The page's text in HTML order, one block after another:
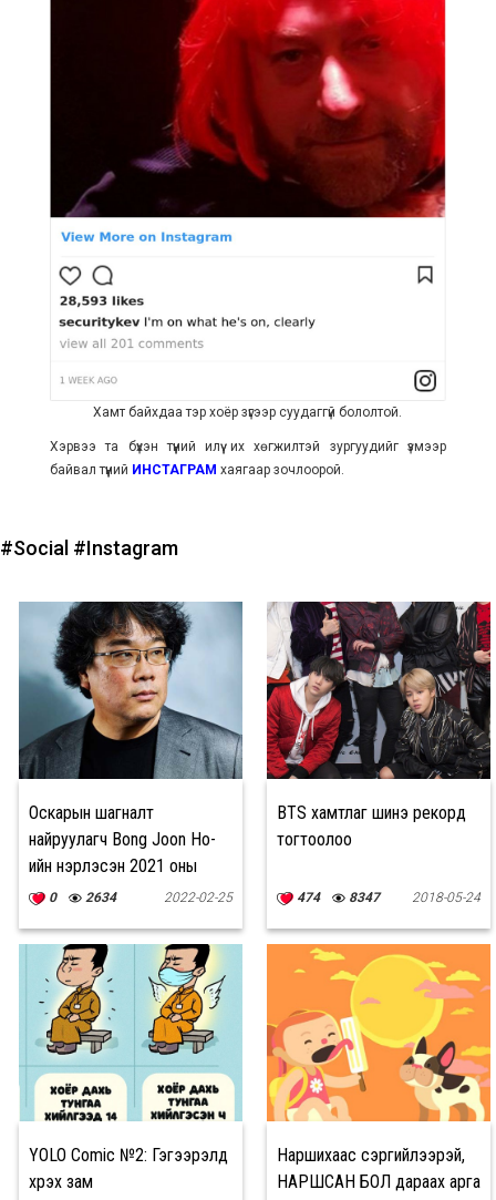
Хамт байхдаа тэр хоёр зүгээр суудаггүй бололтой.
Хэрвээ та бүхэн түүний илүү их хөгжилтэй зургуудийг үзмээр
байвал түүний ИНСТАГРАМ хаягаар зочлоорой.
#Social #Instagram
Оскарын шагналт
найруулагч Bong Joon Ho-
ийн нэрлэсэн 2021 оны
шилдэг киноны жагсаалт
0 2634 2022-02-25
BTS хамтлаг шинэ рекорд
тогтоолоо
474 8347 2018-05-24
YOLO Comic №2: Гэгээрэлд
хүрэх зам
Наршихаас сэргийлээрэй,
НАРШСАН БОЛ дараах арга